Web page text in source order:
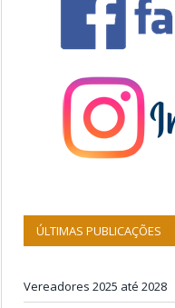
ÚLTIMAS PUBLICAÇÕES
Vereadores 2025 até 2028